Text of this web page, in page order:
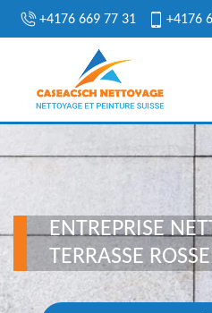
+4176 669 77 31 +4176
ENTREPRISE
TERRASSE